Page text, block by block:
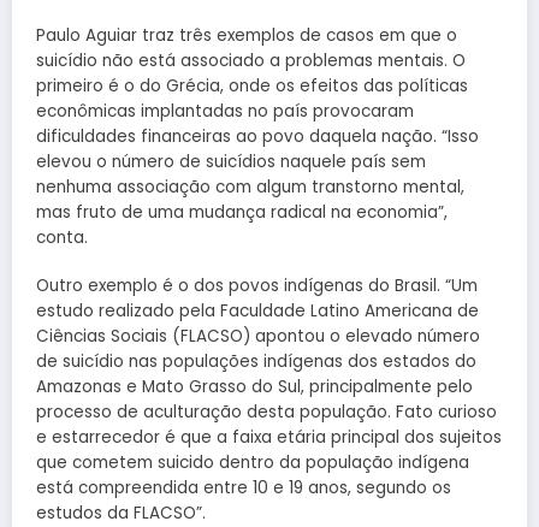
Paulo Aguiar traz três exemplos de casos em que o
suicídio não está associado a problemas mentais. O
primeiro é o do Grécia, onde os efeitos das políticas
econômicas implantadas no país provocaram
dificuldades financeiras ao povo daquela nação. “Isso
elevou o número de suicídios naquele país sem
nenhuma associação com algum transtorno mental,
mas fruto de uma mudança radical na economia”,
conta.
Outro exemplo é o dos povos indígenas do Brasil. “Um
estudo realizado pela Faculdade Latino Americana de
Ciências Sociais (FLACSO) apontou o elevado número
de suicídio nas populações indígenas dos estados do
Amazonas e Mato Grasso do Sul, principalmente pelo
processo de aculturação desta população. Fato curioso
e estarrecedor é que a faixa etária principal dos sujeitos
que cometem suicido dentro da população indígena
está compreendida entre 10 e 19 anos, segundo os
estudos da FLACSO”.